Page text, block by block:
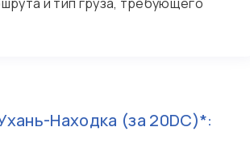
Находка (за 20DC)*: